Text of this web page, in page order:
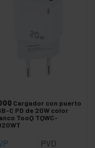
Cargador con puerto
C PD de 20W color
TooQ TQWC-
PVD